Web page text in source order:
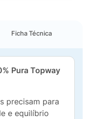
Ficha Técnica
Pura Topway
precisam para
e equilíbrio